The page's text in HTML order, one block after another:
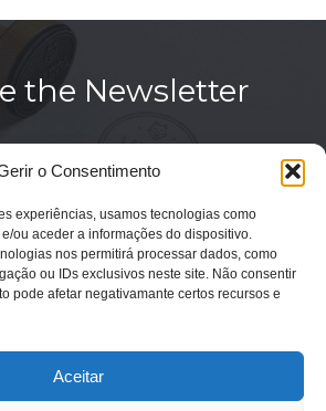
o Consentimento
experiências, usamos tecnologias como
ou aceder a informações do dispositivo.
nos permitirá processar dados, como
ou IDs exclusivos neste site. Não consentir
pode afetar negativamante certos recursos e
Aceitar
the Newsletter
BLEAN| VISION WITH FUTURE!